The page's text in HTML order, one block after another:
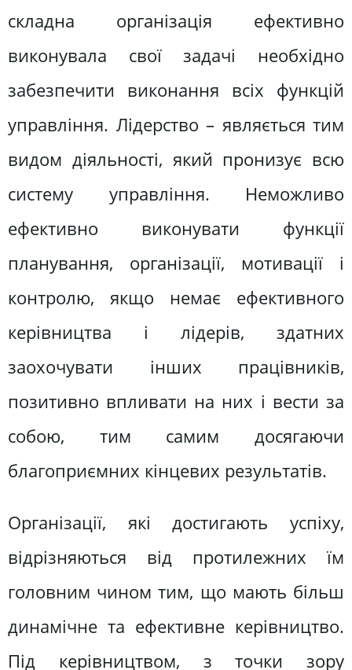
складна організація ефективно
виконувала свої задачі необхідно
забезпечити виконання всіх функцій
управління. Лідерство – являється тим
видом діяльності, який пронизує всю
систему управління. Неможливо
ефективно виконувати функції
планування, організації, мотивації і
контролю, якщо немає ефективного
керівництва і лідерів, здатних
заохочувати інших працівників,
позитивно впливати на них і вести за
собою, тим самим досягаючи
благоприємних кінцевих результатів.
Організації, які достигають успіху,
відрізняються від протилежних їм
головним чином тим, що мають більш
динамічне та ефективне керівництво.
Під керівництвом, з точки зору